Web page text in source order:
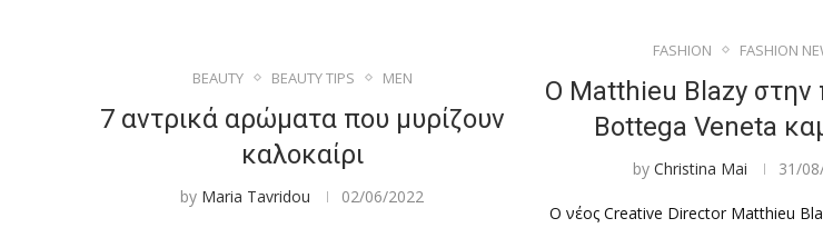
FASHION FASHION
Ο Matthieu Blazy στην
Bottega Veneta
byChristina Mai 31/
Ο νέος Creative Director Matthieu
BEAUTY BEAUTY TIPS MEN
7 αντρικά αρώματα που μυρίζουν
καλοκαίρι
by Maria Tavridou 02/06/2022